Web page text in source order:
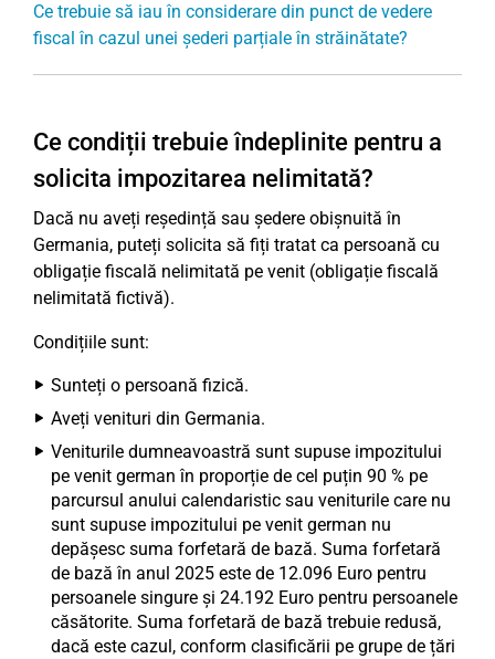
Ce trebuie să iau în considerare din punct de vedere
fiscal în cazul unei șederi parțiale în străinătate?
Ce condiții trebuie îndeplinite pentru a
solicita impozitarea nelimitată?
Dacă nu aveți reședință sau ședere obișnuită în
Germania, puteți solicita să fiți tratat ca persoană cu
obligație fiscală nelimitată pe venit (obligație fiscală
nelimitată fictivă).
Condițiile sunt:
Sunteți o persoană fizică.
Aveți venituri din Germania.
Veniturile dumneavoastră sunt supuse impozitului
pe venit german în proporție de cel puțin 90 % pe
parcursul anului calendaristic sau veniturile care nu
sunt supuse impozitului pe venit german nu
depășesc suma forfetară de bază. Suma forfetară
de bază în anul 2025 este de 12.096 Euro pentru
persoanele singure și 24.192 Euro pentru persoanele
căsătorite. Suma forfetară de bază trebuie redusă,
dacă este cazul, conform clasificării pe grupe de țări